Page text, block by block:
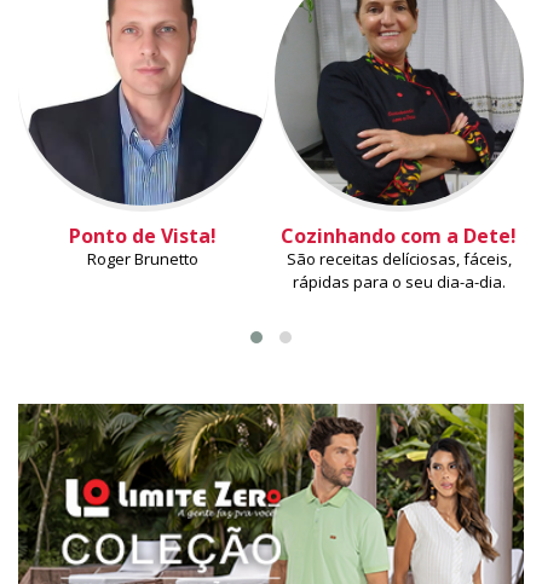
Ponto de Vista!
Roger Brunetto
Cozinhando com a Dete!
São receitas delíciosas, fáceis,
rápidas para o seu dia-a-dia.